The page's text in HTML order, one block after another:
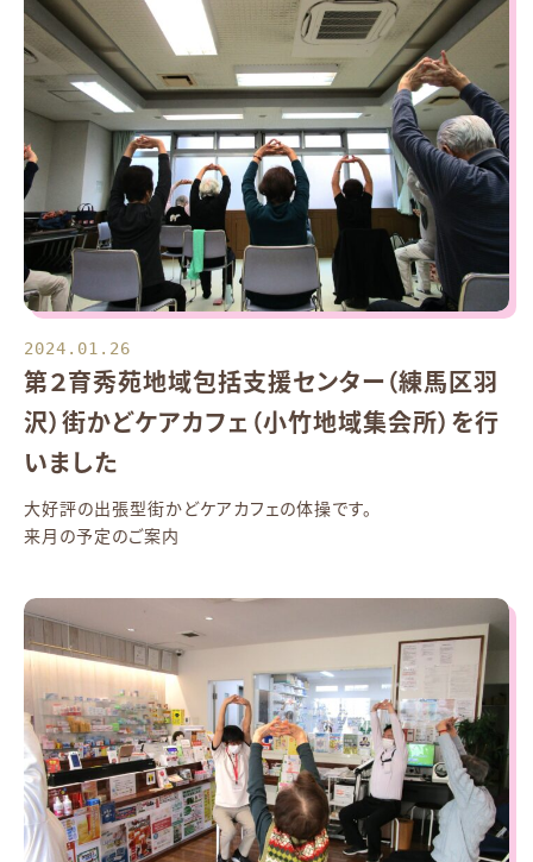
2024.01.26
第２育秀苑地域包括支援センター（練馬区羽
沢）街かどケアカフェ（小竹地域集会所）を行
いました
大好評の出張型街かどケアカフェの体操です。
来月の予定のご案内